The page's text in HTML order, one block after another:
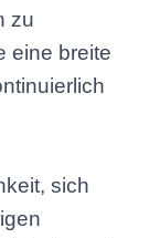
zu
eine breite
sich